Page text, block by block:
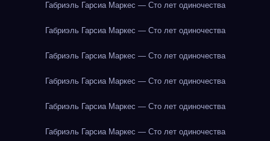
Габриэль Гарсиа Маркес — Сто лет одиночества
Габриэль Гарсиа Маркес — Сто лет одиночества
Габриэль Гарсиа Маркес — Сто лет одиночества
Габриэль Гарсиа Маркес — Сто лет одиночества
Габриэль Гарсиа Маркес — Сто лет одиночества
Габриэль Гарсиа Маркес — Сто лет одиночества